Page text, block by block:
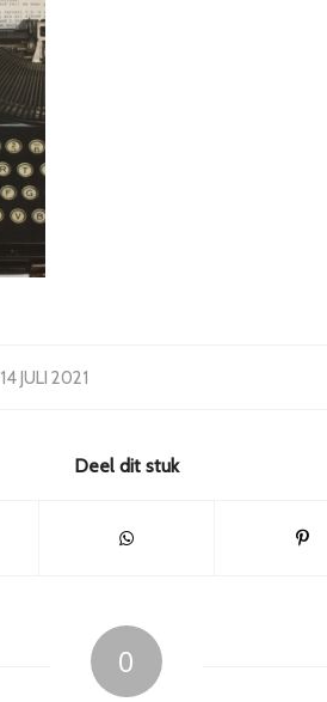
14 JULI 2021
Deel dit stuk
0